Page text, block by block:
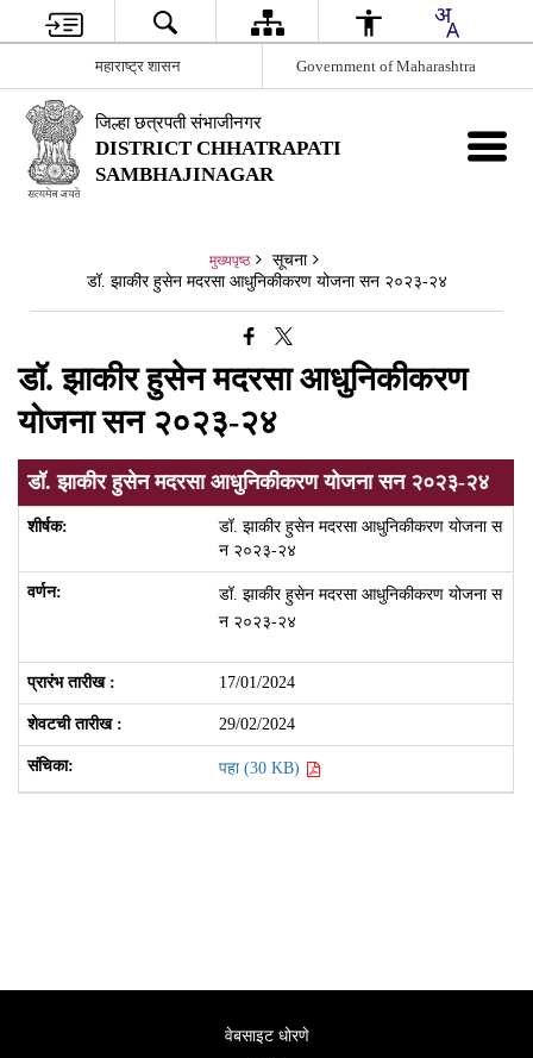
महाराष्ट्र शासन Government of Maharashtra
जिल्हा छत्रपती संभाजीनगर
DISTRICT CHHATRAPATI
SAMBHAJINAGAR
मुख्यपृष्ठ
सूचना
डॉ. झाकीर हुसेन मदरसा आधुनिकीकरण योजना सन २०२३-२४
डॉ. झाकीर हुसेन मदरसा आधुनिकीकरण
योजना सन २०२३-२४
डॉ. झाकीर हुसेन मदरसा आधुनिकीकरण योजना सन २०२३-२४
डॉ. झाकीर हुसेन मदरसा आधुनिकीकरण योजना स
न २०२३-२४
डॉ. झाकीर हुसेन मदरसा आधुनिकीकरण योजना स
न २०२३-२४
17/01/2024
29/02/2024
पहा (30 KB)
वेबसाइट धोरणे